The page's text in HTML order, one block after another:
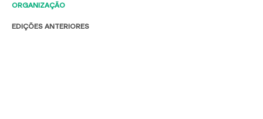
ORGANIZAÇÃO
EDIÇÕES ANTERIORES